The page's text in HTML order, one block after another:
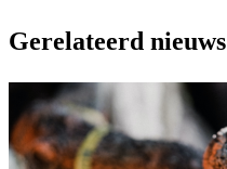
Gerelateerd nieuws